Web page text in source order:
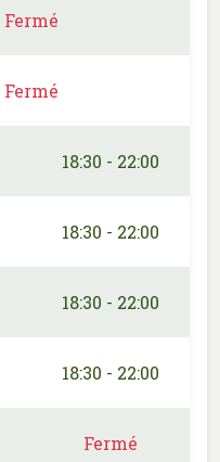
Fermé
Fermé
18:30 - 22:00
18:30 - 22:00
18:30 - 22:00
18:30 - 22:00
Fermé